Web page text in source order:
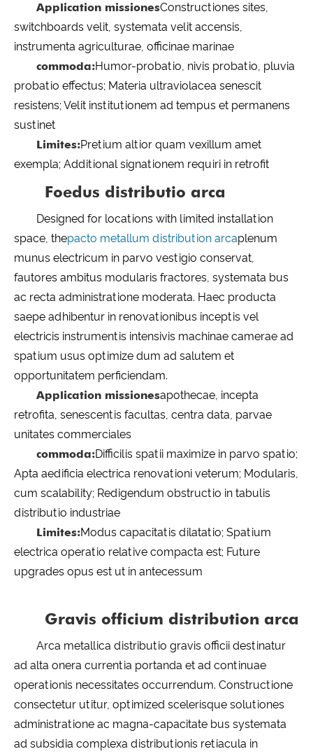
Application missionesConstructiones sites,
switchboards velit, systemata velit accensis,
instrumenta agriculturae, officinae marinae
commoda:Humor-probatio, nivis probatio, pluvia
probatio effectus; Materia ultraviolacea senescit
resistens; Velit institutionem ad tempus et permanens
sustinet
Limites:Pretium altior quam vexillum amet
exempla; Additional signationem requiri in retrofit
Foedus distributio arca
Designed for locations with limited installation
space, thepacto metallum distribution arcaplenum
munus electricum in parvo vestigio conservat,
fautores ambitus modularis fractores, systemata bus
ac recta administratione moderata. Haec producta
saepe adhibentur in renovationibus inceptis vel
electricis instrumentis intensivis machinae camerae ad
spatium usus optimize dum ad salutem et
opportunitatem perficiendam.
Application missionesapothecae, incepta
retrofita, senescentis facultas, centra data, parvae
unitates commerciales
commoda:Difficilis spatii maximize in parvo spatio;
Apta aedificia electrica renovationi veterum; Modularis,
cum scalability; Redigendum obstructio in tabulis
distributio industriae
Limites:Modus capacitatis dilatatio; Spatium
electrica operatio relative compacta est; Future
upgrades opus est ut in antecessum
Gravis officium distribution arca
Arca metallica distributio gravis officii destinatur
ad alta onera currentia portanda et ad continuae
operationis necessitates occurrendum. Constructione
consectetur utitur, optimized scelerisque solutiones
administratione ac magna-capacitate bus systemata
ad subsidia complexa distributionis retiacula in